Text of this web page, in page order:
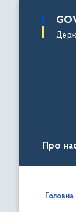
основного
Про
Головна